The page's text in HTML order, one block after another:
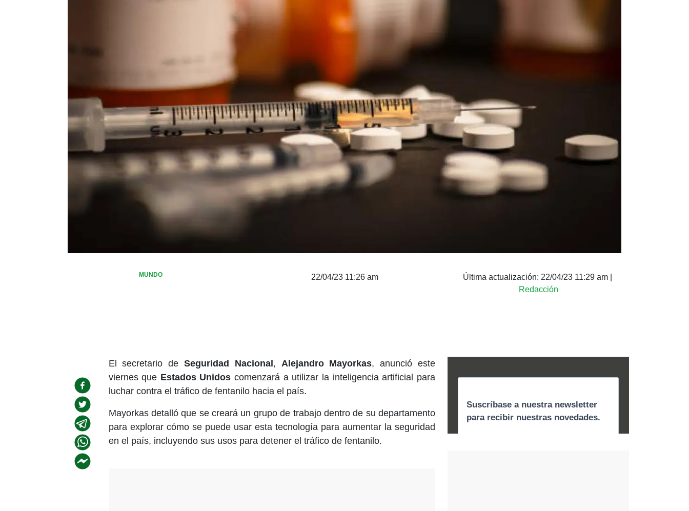
MUNDO 22/04/23 11:26 am Última actualización: 22/04/23 11:29 am|
Redacción
El secretario de Seguridad Nacional , Alejandro Mayorkas, anunció este
viernes que Estados Unidos comenzará a utilizar la inteligencia artificial para
luchar contra el tráfico de fentanilo hacia el país.
Mayorkas detalló que se creará un grupo de trabajo dentro de su departamento
para explorar cómo se puede usar esta tecnología para aumentar la seguridad
en el país, incluyendo sus usos para detener el tráfico de fentanilo.